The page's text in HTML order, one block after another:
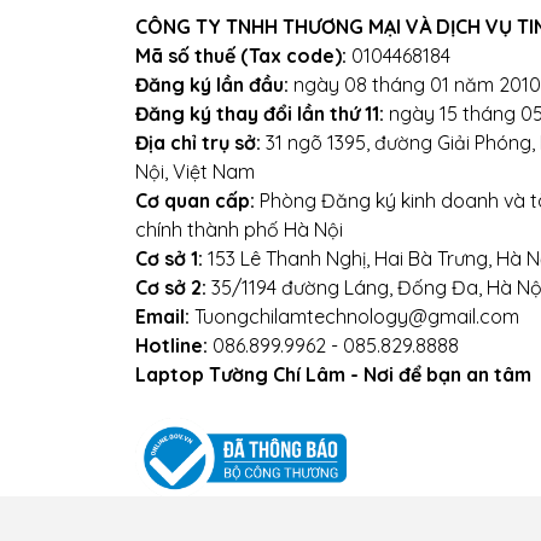
Vệ sinh bàn phím thường xuyên.
Mọi yêu cầu đặt hàng,
Địa chỉ: Số 153 Lê Thanh
CÔNG TY TNHH THƯƠNG MẠI VÀ DỊCH VỤ
Mã số thuế (Tax code): 0104468184
Đăng ký lần đầu: ngày 08 tháng 01 năm 2010
Đăng ký thay đổi lần thứ 11: ngày 15 tháng
Địa chỉ trụ sở: 31 ngõ 1395, đường Giải
Nội, Việt Nam
Cơ quan cấp: Phòng Đăng ký kinh doanh và
chính thành phố Hà Nội
Cơ sở 1: 153 Lê Thanh Nghị, Hai Bà Trưng, Hà
Cơ sở 2: 35/1194 đường Láng, Đống Đa, Hà
Email: Tuongchilamtechnology@gmail.com
Hotline: 086.899.9962 - 085.829.8888
Laptop Tường Chí Lâm - Nơi để bạn an tâm